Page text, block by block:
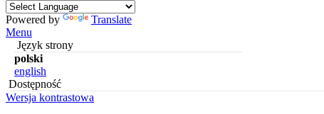
Powered by
Translate
Menu
Język strony
polski
english
Dostępność
Wersja kontrastowa